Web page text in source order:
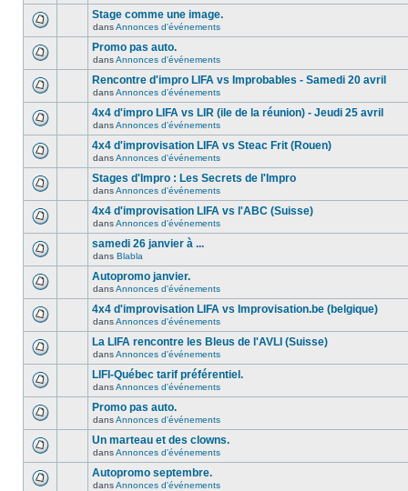
Stage comme une image.
dansAnnonces d'événements
Promo pas auto.
dansAnnonces d'événements
Rencontre d'impro LIFA vs Improbables - Samedi 20 avril
dansAnnonces d'événements
4x4 d'impro LIFA vs LIR (ile de la réunion) - Jeudi 25 avril
dansAnnonces d'événements
4x4 d'improvisation LIFA vs Steac Frit (Rouen)
dansAnnonces d'événements
Stages d'Impro : Les Secrets de l'Impro
dansAnnonces d'événements
4x4 d'improvisation LIFA vs l'ABC (Suisse)
dansAnnonces d'événements
samedi 26 janvier à ...
dans Blabla
Autopromo janvier.
dansAnnonces d'événements
4x4 d'improvisation LIFA vs Improvisation.be (belgique)
dansAnnonces d'événements
La LIFA rencontre les Bleus de l'AVLI (Suisse)
dansAnnonces d'événements
LIFI-Québec tarif préférentiel.
dansAnnonces d'événements
Promo pas auto.
dansAnnonces d'événements
Un marteau et des clowns.
dansAnnonces d'événements
Autopromo septembre.
dansAnnonces d'événements